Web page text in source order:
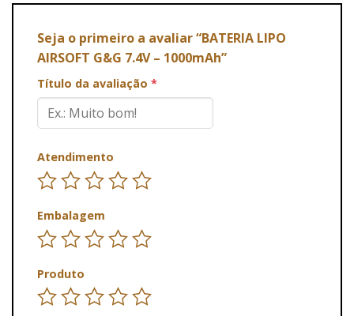
Seja o primeiro a avaliar “BATERIA LIPO
AIRSOFT G&G 7.4V – 1000mAh”
Título da avaliação *
Atendimento
Embalagem
Produto